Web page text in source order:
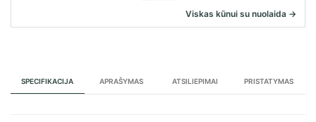
Viskas kūnui su nuolaida →
SPECIFIKACIJA APRAŠYMAS ATSILIEPIMAI PRISTATYMAS